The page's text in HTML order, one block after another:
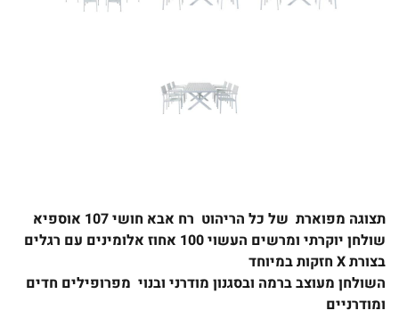
תצוגה מפוארת של כל הריהוט רח אבא חושי 107 אוספיא
שולחן יוקרתי ומרשים העשוי 100 אחוז אלומינים עם רגלים
בצורת X חזקות במיוחד
השולחן מעוצב ברמה ובסגנון מודרני ובנוי מפרופילים חדים
ומודרניים